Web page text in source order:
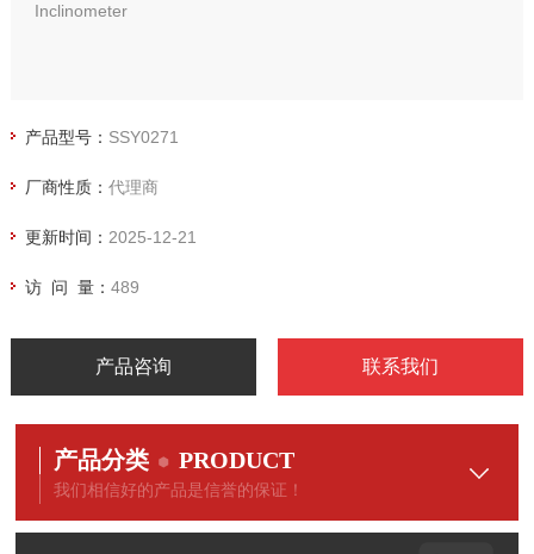
Inclinometer
产品型号： SSY0271
厂商性质： 代理商
更新时间： 2025-12-21
访 问 量： 489
产品咨询 联系我们
产品分类 PRODUCT
我们相信好的产品是信誉的保证！